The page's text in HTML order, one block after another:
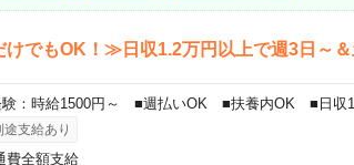
でもOK！≫日収1.2万円以上で週3日～＆
験：時給1500円～ ■週払いOK ■扶養内OK ■日収1
支給あり
費全額支給